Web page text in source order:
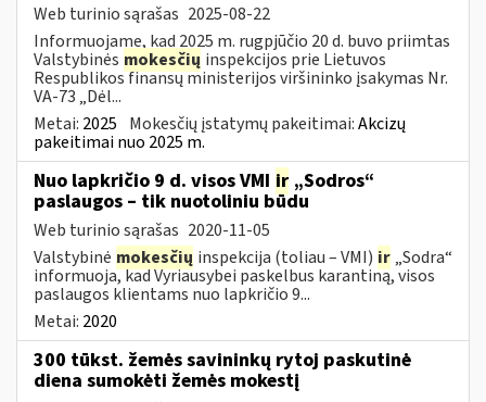
Web turinio sąrašas 2025-08-22
Informuojame, kad 2025 m. rugpjūčio 20 d. buvo priimtas
Valstybinės mokesčių inspekcijos prie Lietuvos
Respublikos finansų ministerijos viršininko įsakymas Nr.
VA-73 „Dėl...
Metai: 2025 Mokesčių įstatymų pakeitimai:Akcizų
pakeitimai nuo 2025 m.
Nuo lapkričio 9 d. visos VMI ir „Sodros“
paslaugos – tik nuotoliniu būdu
Web turinio sąrašas 2020-11-05
Valstybinė mokesčių inspekcija (toliau – VMI) ir„Sodra“
informuoja, kad Vyriausybei paskelbus karantiną, visos
paslaugos klientams nuo lapkričio 9...
Metai: 2020
300 tūkst. žemės savininkų rytoj paskutinė
diena sumokėti žemės mokestį